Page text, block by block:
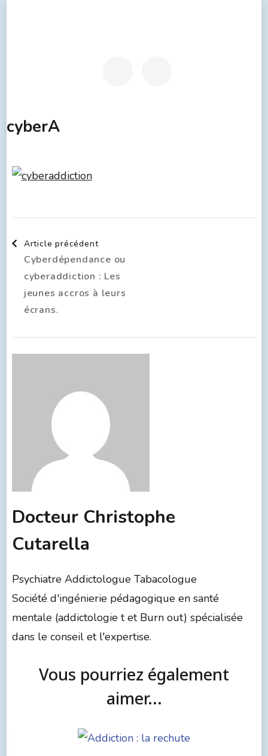
cyberA
Article précédent
Cyberdépendance ou
cyberaddiction : Les
jeunes accros à leurs
écrans.
Docteur Christophe
Cutarella
Psychiatre Addictologue Tabacologue
Société d'ingénierie pédagogique en santé
mentale (addictologie t et Burn out) spécialisée
dans le conseil et l'expertise.
Vous pourriez également
aimer...